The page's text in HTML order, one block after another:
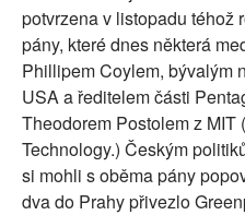
potvrzena v listopadu téhož
pány, které dnes některá
Phillipem Coylem, bývalým
USA a ředitelem části
Theodorem Postolem z MIT
Technology.) Českým
si mohli s oběma pány
dva do Prahy přivezlo